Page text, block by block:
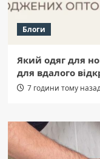
Блоги
Який одяг для
для вдалого
7 години тому